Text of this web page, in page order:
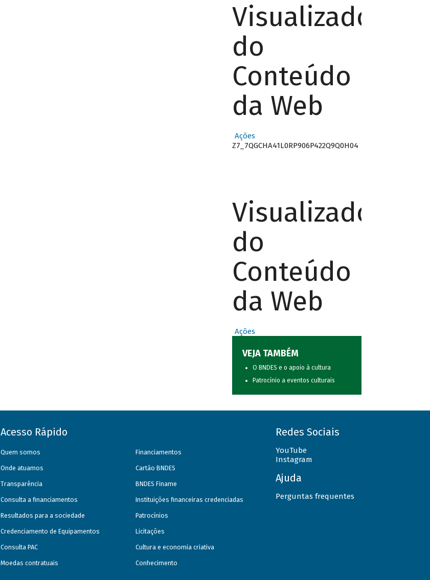
Visualizador
do
Conteúdo
da Web
Ações
Z7_7QGCHA41L0RP906P422Q9Q0H04
Visualizador
do
Conteúdo
da Web
Ações
VEJA TAMBÉM
O BNDES e o apoio à cultura
Patrocínio a eventos culturais
Acesso Rápido
Quem somos
Onde atuamos
Transparência
Consulta a financiamentos
Resultados para a sociedade
Credenciamento de Equipamentos
Consulta PAC
Moedas contratuais
Financiamentos
Cartão BNDES
BNDES Finame
Instituições financeiras credenciadas
Patrocínios
Licitações
Cultura e economia criativa
Conhecimento
Redes Sociais
YouTube
Instagram
Ajuda
Perguntas frequentes